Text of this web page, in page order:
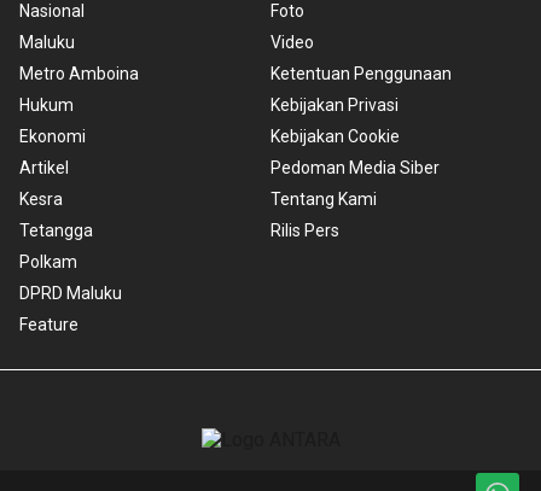
Nasional
Maluku
Metro Amboina
Hukum
Ekonomi
Artikel
Kesra
Tetangga
Polkam
DPRD Maluku
Feature
Foto
Video
Ketentuan Penggunaan
Kebijakan Privasi
Kebijakan Cookie
Pedoman Media Siber
Tentang Kami
Rilis Pers